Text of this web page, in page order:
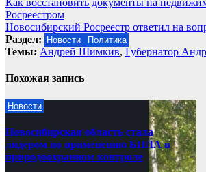
Навигация
по
записям
Как восстановить документы на
Росреестром
Новосибирский Росреестр ответил на
Раздел:
Новости Политика
Темы: Андрей Шимкив, Губернатор
Похожая запись
Новости
Новосибирская область стала
лидером по применению БПЛА в
природоохранном контроле